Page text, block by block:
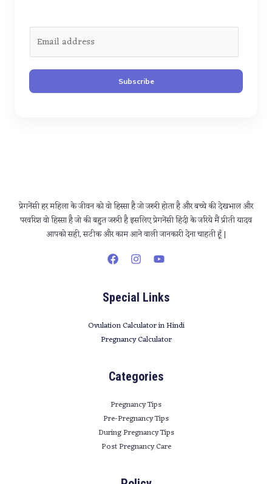
a
Subscribe
प्रेगनेंसी हर महिला के जीवन को वो हिस्सा है जो जरुरी होता है और बच्चे की देखभाल और
परवरिश वो हिस्सा है जो की बहुत जरुरी है इसलिए प्रेगनेंसी हिंदी के जरिये मैं प्रीती यादव
आपको सही, सटीक और काम आने वाली जानकारी देना चाहती हूँ |
Special Links
Ovulation Calculator in Hindi
Pregnancy Calculator
Categories
Pregnancy Tips
Pre-Pregnancy Tips
During Pregnancy Tips
Post Pregnancy Care